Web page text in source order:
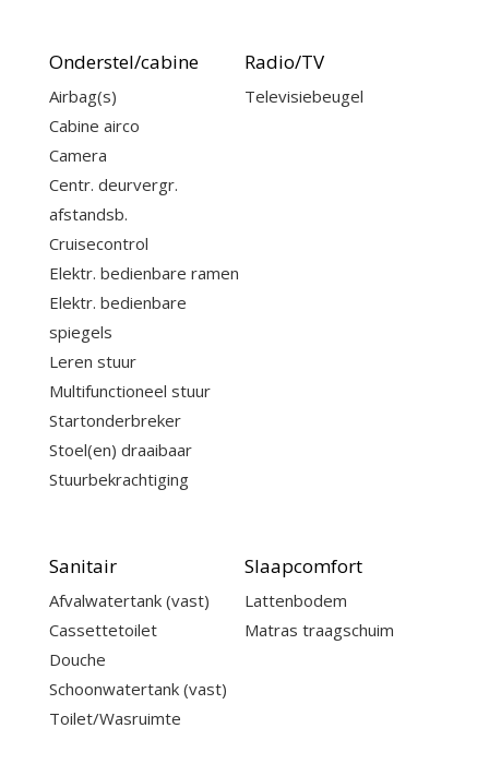
Onderstel/cabine
Airbag(s)
Cabine airco
Camera
Centr. deurvergr.
afstandsb.
Cruisecontrol
Elektr. bedienbare ramen
Elektr. bedienbare
spiegels
Leren stuur
Multifunctioneel stuur
Startonderbreker
Stoel(en) draaibaar
Stuurbekrachtiging
Radio/TV
Televisiebeugel
Sanitair
Afvalwatertank (vast)
Cassettetoilet
Douche
Schoonwatertank (vast)
Toilet/Wasruimte
Slaapcomfort
Lattenbodem
Matras traagschuim